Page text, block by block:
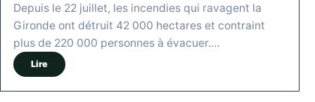
Depuis le 22 juillet, les incendies qui ravagent la
Gironde ont détruit 42 000 hectares et contraint
plus de 220 000 personnes à évacuer.…
Lire